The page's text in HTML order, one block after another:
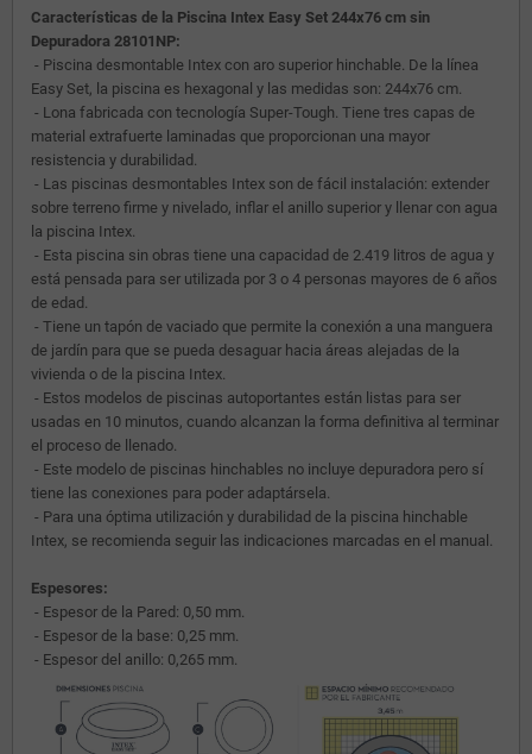
Características de la Piscina Intex Easy Set 244x76 cm sin
Depuradora 28101NP:
- Piscina desmontable Intex con aro superior hinchable. De la línea
Easy Set, la piscina es hexagonal y las medidas son: 244x76 cm.
- Lona fabricada con tecnología Super-Tough. Tiene tres capas de
material extrafuerte laminadas que proporcionan una mayor
resistencia y durabilidad.
- Las piscinas desmontables Intex son de fácil instalación: extender
sobre terreno firme y nivelado, inflar el anillo superior y llenar con agua
la piscina Intex.
- Esta piscina sin obras tiene una capacidad de 2.419 litros de agua y
está pensada para ser utilizada por 3 o 4 personas mayores de 6 años
de edad.
- Tiene un tapón de vaciado que permite la conexión a una manguera
de jardín para que se pueda desaguar hacia áreas alejadas de la
vivienda o de la piscina Intex.
- Estos modelos de piscinas autoportantes están listas para ser
usadas en 10 minutos, cuando alcanzan la forma definitiva al terminar
el proceso de llenado.
- Este modelo de piscinas hinchables no incluye depuradora pero sí
tiene las conexiones para poder adaptársela.
- Para una óptima utilización y durabilidad de la piscina hinchable
Intex, se recomienda seguir las indicaciones marcadas en el manual.
Espesores:
- Espesor de la Pared: 0,50 mm.
- Espesor de la base: 0,25 mm.
- Espesor del anillo: 0,265 mm.